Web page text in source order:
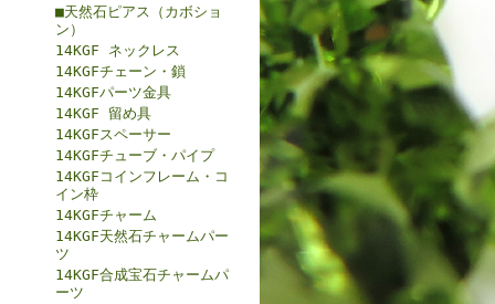
■天然石ピアス（カボショ
ン）
14KGF ネックレス
14KGFチェーン・鎖
14KGFパーツ金具
14KGF 留め具
14KGFスペーサー
14KGFチューブ・パイプ
14KGFコインフレーム・コ
イン枠
14KGFチャーム
14KGF天然石チャームパー
ツ
14KGF合成宝石チャームパ
ーツ